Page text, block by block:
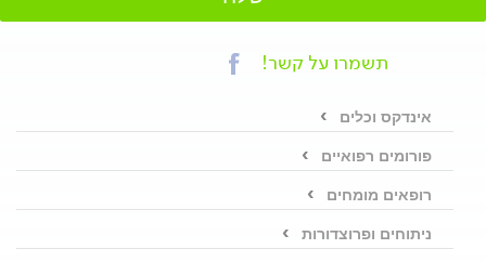
תשמרו על קשר!
אינדקס וכלים
פורומים רפואיים
רופאים מומחים
ניתוחים ופרוצדורות